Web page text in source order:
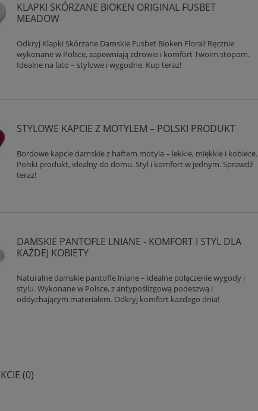
KLAPKI SKÓRZANE BIOKEN ORIGINAL FUSBET
MEADOW
Odkryj Klapki Skórzane Damskie Fusbet Bioken Floral! Ręcznie
wykonane w Polsce, zapewniają zdrowie i komfort Twoim stopom.
Idealne na lato – stylowe i wygodne. Kup teraz!
STYLOWE KAPCIE Z MOTYLEM – POLSKI PRODUKT
Bordowe kapcie damskie z haftem motyla – lekkie, miękkie i kobiece.
Polski produkt, idealny do domu. Styl i komfort w jednym. Sprawdź
teraz!
DAMSKIE PANTOFLE LNIANE - KOMFORT I STYL DLA
KAŻDEJ KOBIETY
Naturalne damskie pantofle lniane – idealne połączenie wygody i
stylu. Wykonane w Polsce, z antypoślizgową podeszwą i
oddychającym materiałem. Odkryj komfort każdego dnia!
(0)